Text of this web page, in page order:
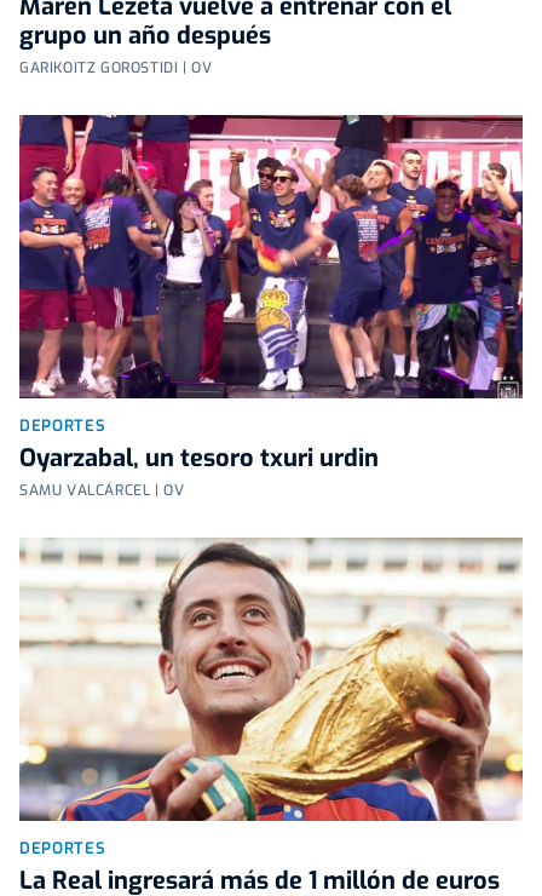
grupo un año después
GARIKOITZ GOROSTIDI | OV
DEPORTES
Oyarzabal, un tesoro txuri urdin
SAMU VALCÁRCEL | OV
DEPORTES
La Real ingresará más de 1 millón de euros